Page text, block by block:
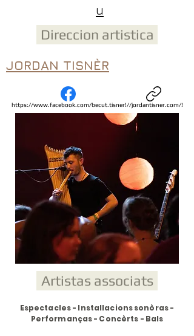
u
Direccion artistica
JORDAN TISNÈR
https://www.facebook.com/becut.tisner!//jordantisner.com/!
Artistas associats
Espectacles - Installacions sonòras -
Performanças - Concèrts - Bals